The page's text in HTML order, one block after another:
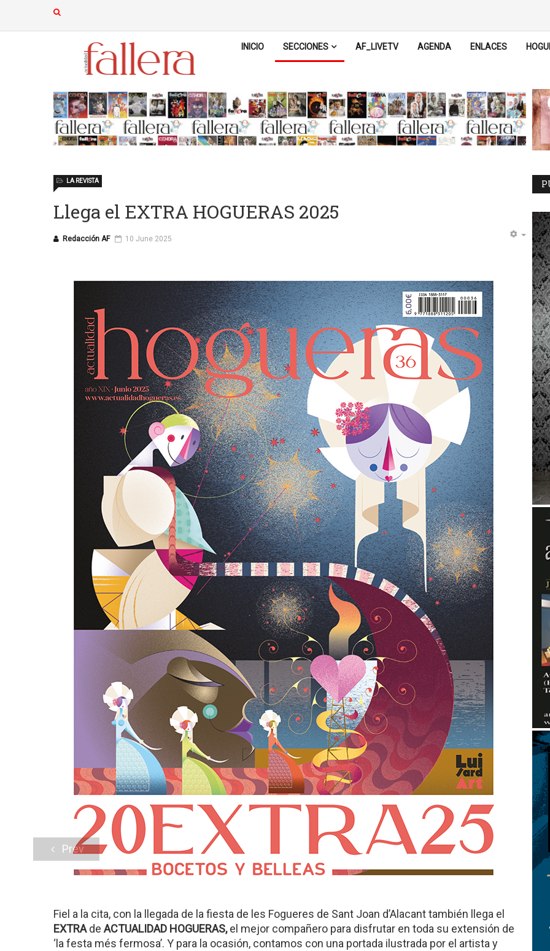
INICIO SECCIONES AF_LIVETV AGENDA ENLACES
Llega el EXTRA HOGUERAS 2025
Redacción AF
LA REVISTA
10 June 2025
Fiel a la cita, con la llegada de la fiesta de les Fogueres de Sant Joan d’Alacant también llega el
EXTRAde ACTUALIDAD HOGUERAS,el mejor compañero para disfrutar en toda su extensión de
‘la festa més fermosa’. Y para la ocasión, contamos con una portada ilustrada por el artista y
Prev